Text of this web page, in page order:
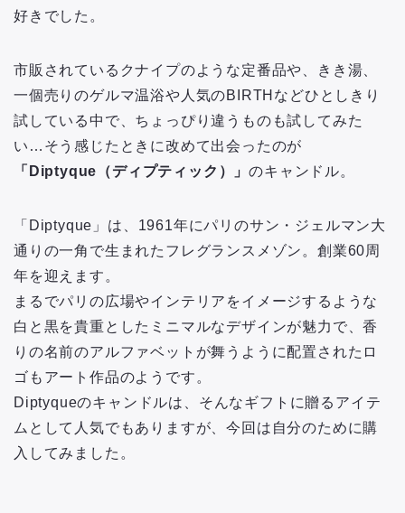
好きでした。
市販されているクナイプのような定番品や、きき湯、
一個売りのゲルマ温浴や人気のBIRTHなどひとしきり
試している中で、ちょっぴり違うものも試してみた
い…そう感じたときに改めて出会ったのが
「Diptyque（ディプティック）」のキャンドル。
「Diptyque」は、1961年にパリのサン・ジェルマン大
通りの一角で生まれたフレグランスメゾン。創業60周
年を迎えます。
まるでパリの広場やインテリアをイメージするような
白と黒を貴重としたミニマルなデザインが魅力で、香
りの名前のアルファベットが舞うように配置されたロ
ゴもアート作品のようです。
Diptyqueのキャンドルは、そんなギフトに贈るアイテ
ムとして人気でもありますが、今回は自分のために購
入してみました。